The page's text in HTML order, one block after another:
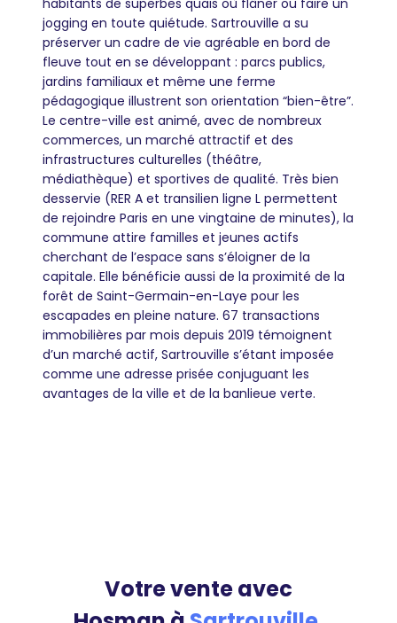
habitants de superbes quais où flâner ou faire un
jogging en toute quiétude. Sartrouville a su
préserver un cadre de vie agréable en bord de
fleuve tout en se développant : parcs publics,
jardins familiaux et même une ferme
pédagogique illustrent son orientation “bien-être”.
Le centre-ville est animé, avec de nombreux
commerces, un marché attractif et des
infrastructures culturelles (théâtre,
médiathèque) et sportives de qualité. Très bien
desservie (RER A et transilien ligne L permettent
de rejoindre Paris en une vingtaine de minutes), la
commune attire familles et jeunes actifs
cherchant de l’espace sans s’éloigner de la
capitale. Elle bénéficie aussi de la proximité de la
forêt de Saint-Germain-en-Laye pour les
escapades en pleine nature. 67 transactions
immobilières par mois depuis 2019 témoignent
d’un marché actif, Sartrouville s’étant imposée
comme une adresse prisée conjuguant les
avantages de la ville et de la banlieue verte.
Votre vente avec